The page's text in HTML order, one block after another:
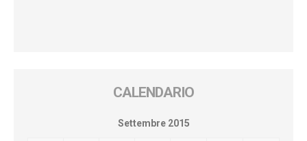
CALENDARIO
Settembre 2015